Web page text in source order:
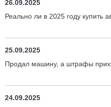
26.09.2025
Реально ли в 2025 году купить
25.09.2025
Продал машину, а штрафы
24.09.2025